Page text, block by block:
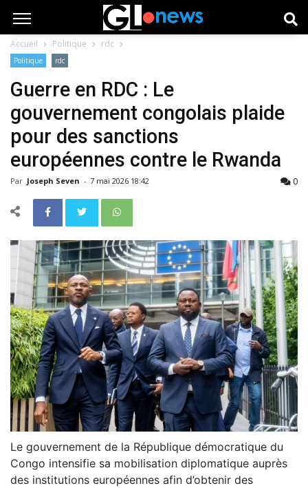
Accueil Politique rdc
Politique rdc
Guerre en RDC : Le
gouvernement congolais plaide
pour des sanctions
européennes contre le Rwanda
Par Joseph Seven - 7 mai 2026 18:42 0
Le gouvernement de la République démocratique du
Congo intensifie sa mobilisation diplomatique auprès
des institutions européennes afin d’obtenir des